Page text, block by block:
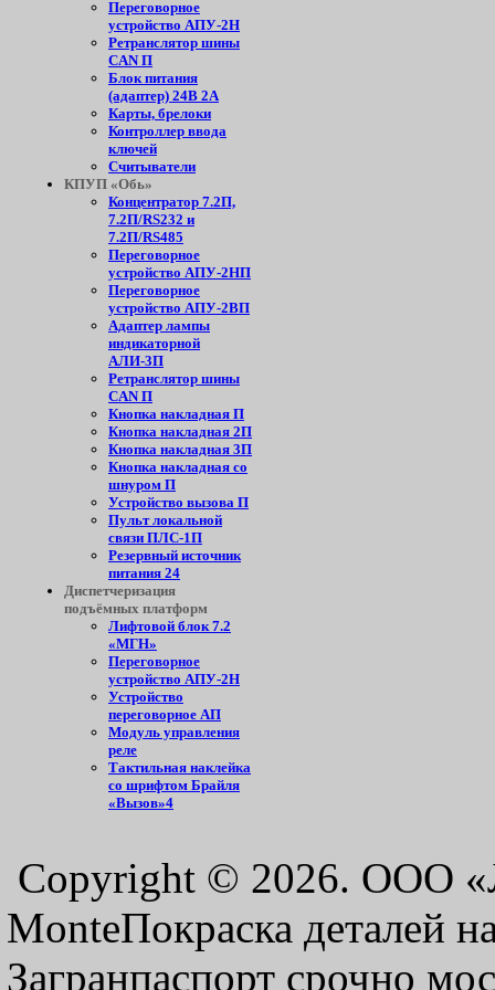
Переговорное
устройство АПУ-2Н
Ретранслятор шины
CAN П
Блок питания
(адаптер) 24В 2А
Карты, брелоки
Контроллер ввода
ключей
Считыватели
КПУП «Обь»
Концентратор 7.2П,
7.2П/RS232 и
7.2П/RS485
Переговорное
устройство АПУ-2НП
Переговорное
устройство АПУ-2ВП
Адаптер лампы
индикаторной
АЛИ-3П
Ретранслятор шины
CAN П
Кнопка накладная П
Кнопка накладная 2П
Кнопка накладная 3П
Кнопка накладная со
шнуром П
Устройство вызова П
Пульт локальной
связи ПЛС-1П
Резервный источник
питания 24
Диспетчеризация
подъёмных платформ
Лифтовой блок 7.2
«МГН»
Переговорное
устройство АПУ-2Н
Устройство
переговорное АП
Модуль управления
реле
Тактильная наклейка
со шрифтом Брайля
«Вызов»4
Copyright © 2026. ООО
MonteПокраска деталей
Загранпаспорт срочно